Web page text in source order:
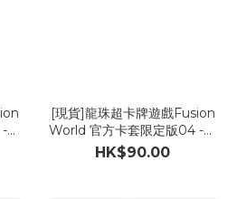
[現貨]龍珠超卡牌遊戲Fusion
World 官方卡套限定版04 -孫
悟空-
HK$90.00